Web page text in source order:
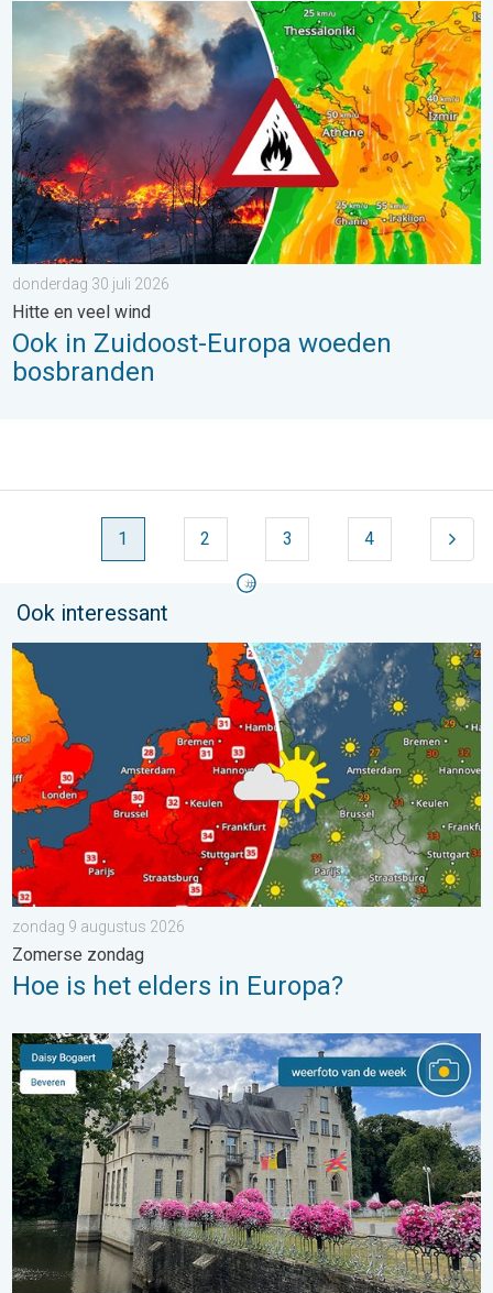
donderdag 30 juli 2026
Hitte en veel wind
Ook in Zuidoost-Europa woeden
bosbranden
1 2 3 4
Ook interessant
Hoe is het elders in Europa?. Zomerse zondag. . . zondag 9
zondag 9 augustus 2026
Zomerse zondag
Hoe is het elders in Europa?
De weerfoto van de week. Weer&Radar uploader. . . zaterdag